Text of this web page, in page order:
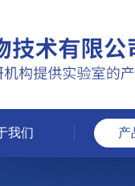
我们 产